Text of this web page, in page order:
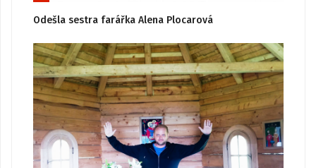
Odešla sestra farářka Alena Plocarová